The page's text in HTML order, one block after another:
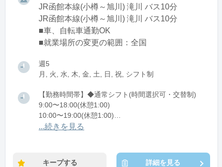
JR函館本線(小樽～旭川) 滝川 バス10分
JR函館本線(小樽～旭川) 滝川 バス10分
■車、自転車通勤OK
■就業場所の変更の範囲：全国
週5
月, 火, 水, 木, 金, 土, 日, 祝, シフト制
【勤務時間帯】◆通常シフト(時間選択可・交替制)
9:00〜18:00(休憩1:00)
10:00〜19:00(休憩1:00)
11:00〜20:00(休憩1:00)
※残業：1〜9時間程度/月
...続きを見る
キープする 詳細を見る